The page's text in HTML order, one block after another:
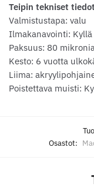
Teipin tekniset
Valmistustapa: valu
Ilmakanavointi: Kyllä
Paksuus: 80 mikronia
Kesto: 6 vuotta
Liima:
Poistettava muisti:
Osastot: